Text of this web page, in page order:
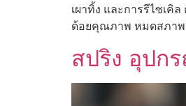
เผาทิ้ง และการรีไซเ
ด้อยคุณภาพ หมดสภาพ
สปริง อุปก